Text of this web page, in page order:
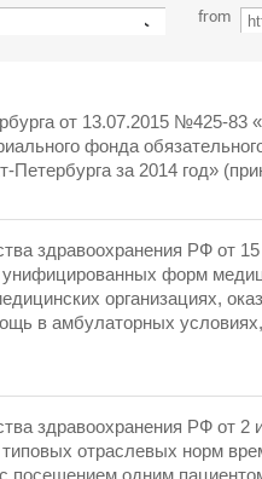
from
от 13.07.2015 №425-83
фонда
Петербурга за 2014 год»
здравоохранения РФ от
форм
организациях,
в амбулаторных
здравоохранения РФ от 2
отраслевых норм
посещением одним